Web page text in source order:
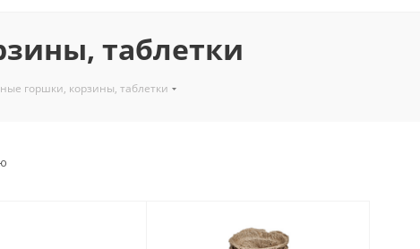
таблетки
горшки, корзины, таблетки